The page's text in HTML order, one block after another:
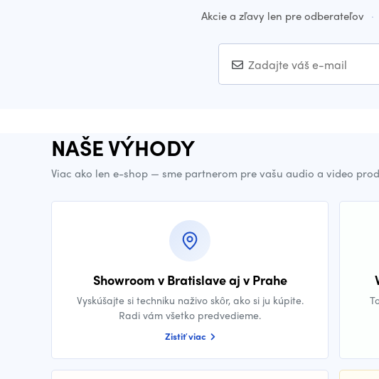
Akcie a zľavy len pre odberateľov ·
NAŠE VÝHODY
Viac ako len e-shop — sme partnerom pre vašu audio a video
Showroom v Bratislave aj v Prahe
Vyskúšajte si techniku naživo skôr, ako si ju kúpite.
Radi vám všetko predvedieme.
Zistiť viac